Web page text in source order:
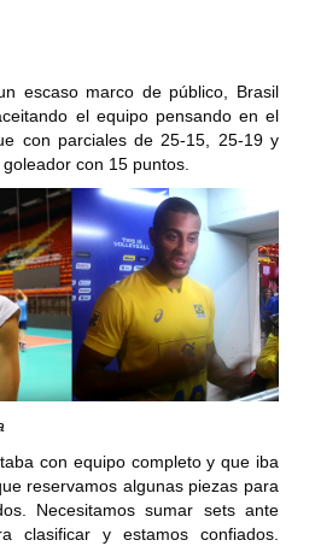
escaso marco de público, Brasil
el equipo pensando en el
con parciales de 25-15, 25-19 y
con 15 puntos.
con equipo completo y que iba
reservamos algunas piezas para
Necesitamos sumar sets ante
clasificar y estamos confiados.